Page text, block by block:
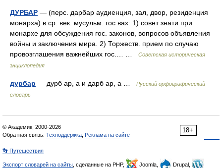
ДУРБАР — (перс. дарбар аудиенция, зал, двор, резиденция
монарха) в ср. век. мусульм. гос вах: 1) совет знати при
монархе для обсуждения гос. законов, вопросов объявления
войны и заключения мира. 2) Торжеств. прием по случаю
провозглашения важнейших гос.… …
Советская историческая
энциклопедия
дурбар — дурб ар, а и дарб ар, а …
Русский орфографический
словарь
18+
© Академик, 2000-2026
Обратная связь: Техподдержка Реклама на сайте
👣 Путешествия
Экспорт словарей на сайты , сделанные на PHP, Joomla,
Drupal,